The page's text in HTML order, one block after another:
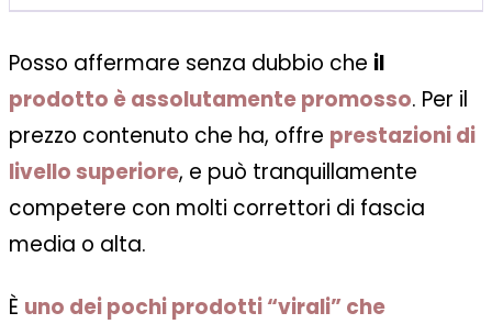
Posso affermare senza dubbio che il
prodotto è assolutamente promosso. Per il
prezzo contenuto che ha, offre prestazioni di
livello superiore, e può tranquillamente
competere con molti correttori di fascia
media o alta.
È uno dei pochi prodotti “virali” che